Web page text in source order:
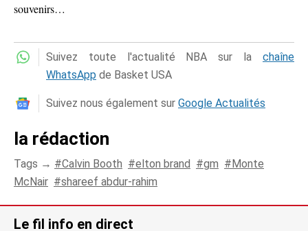
souvenirs…
Suivez toute l'actualité NBA sur la chaîne
WhatsApp de Basket USA
Suivez nous également sur Google Actualités
la rédaction
Tags → Calvin Booth elton brand gm
Monte
McNair
shareef abdur-rahim
Le fil info en direct